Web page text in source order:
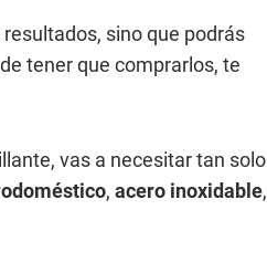
sino que podrás
tener que comprarlos, te
vas a necesitar tan solo
, acero inoxidable,